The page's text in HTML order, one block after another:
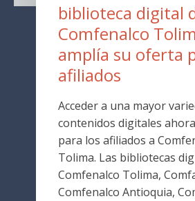
biblioteca digital
Comfenalco
amplía su oferta
afiliados
Acceder a una mayor
contenidos digitales
para los afiliados a
Tolima. Las bibliotecas
Comfenalco Tolima,
Comfenalco Antioquia,